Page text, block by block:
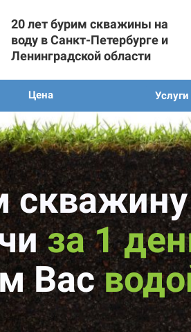
20 лет бурим скважины на
воду в Санкт-Петербурге и
Ленинградской области
Цена Услуги
за 1
Вас